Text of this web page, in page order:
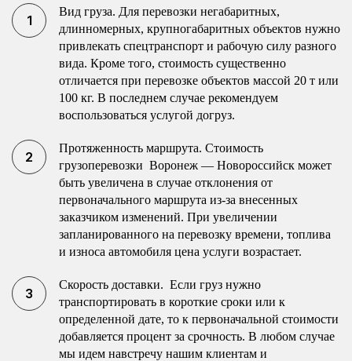
Вид груза. Для перевозки негабаритных,
длинномерных, крупногабаритных объектов нужно
привлекать спецтранспорт и рабочую силу разного
вида. Кроме того, стоимость существенно
отличается при перевозке объектов массой 20 т или
100 кг. В последнем случае рекомендуем
воспользоваться услугой догруз.
Протяженность маршрута. Стоимость
грузоперевозки Воронеж — Новороссийск может
быть увеличена в случае отклонения от
первоначального маршрута из-за внесенных
заказчиком изменений. При увеличении
запланированного на перевозку времени, топлива
и износа автомобиля цена услуги возрастает.
Скорость доставки. Если груз нужно
транспортировать в короткие сроки или к
определенной дате, то к первоначальной стоимости
добавляется процент за срочность. В любом случае
мы идем навстречу нашим клиентам и